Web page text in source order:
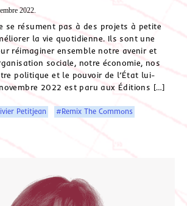
2022.
se résument pas à des projets à petite
la vie quotidienne. Ils sont une
réimaginer ensemble notre avenir et
sociale, notre économie, nos
politique et le pouvoir de l’État lui-
2022 est paru aux Éditions […]
Petitjean
#Remix The Commons